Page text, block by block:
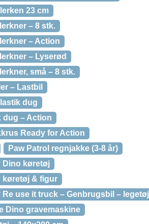
23 cm
– 8 stk.
– Action
– Lyserød
små – 8 stk.
– Lastbil
dug
dug – Action
Ready for Action
Paw Patrol regnjakke (3-8 år)
Dino køretøj
køretøj & figur
Re use it truck – Genbrugsbil – legetøj
Dino gravemaskine